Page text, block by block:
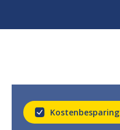
Kostenbesparing